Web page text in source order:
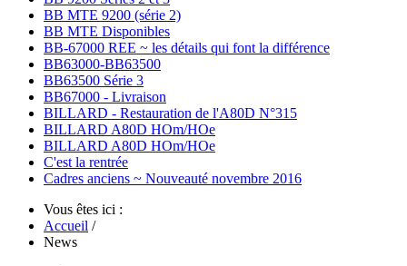
BB MTE 9200 (série 2)
BB MTE Disponibles
BB-67000 REE ~ les détails qui font la différence
BB63000-BB63500
BB63500 Série 3
BB67000 - Livraison
BILLARD - Restauration de l'A80D N°315
BILLARD A80D HOm/HOe
BILLARD A80D HOm/HOe
C'est la rentrée
Cadres anciens ~ Nouveauté novembre 2016
Vous êtes ici :
Accueil /
News